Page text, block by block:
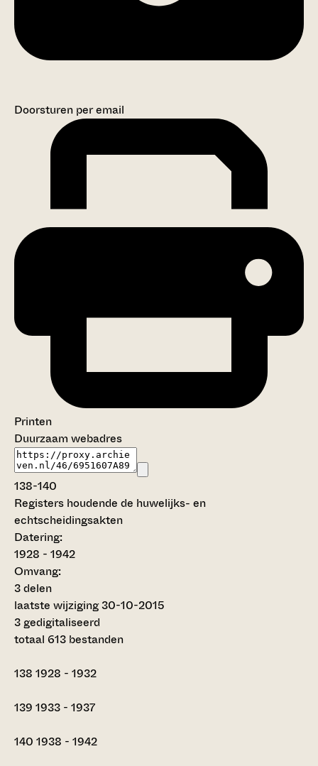
Doorsturen per email
Printen
Duurzaam webadres
138-140
Registers houdende de huwelijks- en
echtscheidingsakten
Datering:
1928 - 1942
Omvang:
3 delen
laatste wijziging 30-10-2015
3 gedigitaliseerd
totaal 613 bestanden
138 1928 - 1932
139 1933 - 1937
140 1938 - 1942